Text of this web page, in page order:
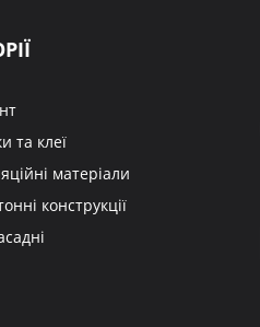
та клеї
матеріали
конструкції